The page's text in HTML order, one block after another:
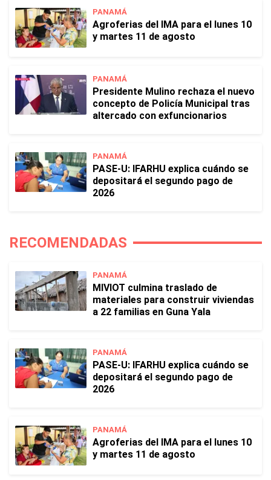
PANAMÁ
Agroferias del IMA para el lunes 10
y martes 11 de agosto
PANAMÁ
Presidente Mulino rechaza el nuevo
concepto de Policía Municipal tras
altercado con exfuncionarios
PANAMÁ
PASE-U: IFARHU explica cuándo se
depositará el segundo pago de
2026
RECOMENDADAS
PANAMÁ
MIVIOT culmina traslado de
materiales para construir viviendas
a 22 familias en Guna Yala
PANAMÁ
PASE-U: IFARHU explica cuándo se
depositará el segundo pago de
2026
PANAMÁ
Agroferias del IMA para el lunes 10
y martes 11 de agosto